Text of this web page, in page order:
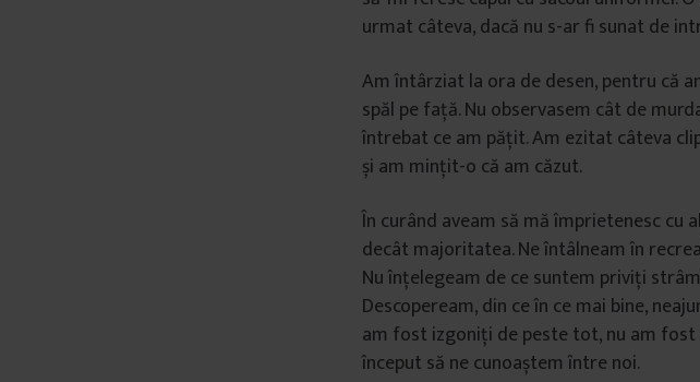
urmat câteva, dacă nu s-ar fi sunat de
Am întârziat la ora de desen, pentru că
spăl pe față. Nu observasem cât de
întrebat ce am pățit. Am ezitat câteva
și am mințit-o că am căzut.
În curând aveam să mă împrietenesc cu
decât majoritatea. Ne întâlneam în
Nu înțelegeam de ce suntem priviți
Descopeream, din ce în ce mai bine,
am fost izgoniți de peste tot, nu am fost
început să ne cunoaștem între noi.